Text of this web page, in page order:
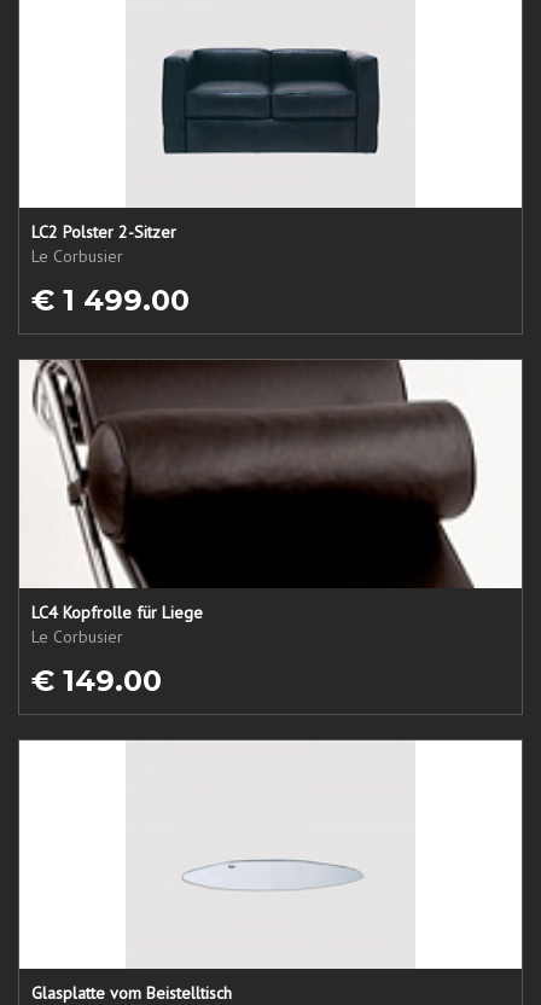
LC2 Polster 2-Sitzer
Le Corbusier
€ 1 499.00
LC4 Kopfrolle für Liege
Le Corbusier
€ 149.00
Glasplatte vom Beistelltisch